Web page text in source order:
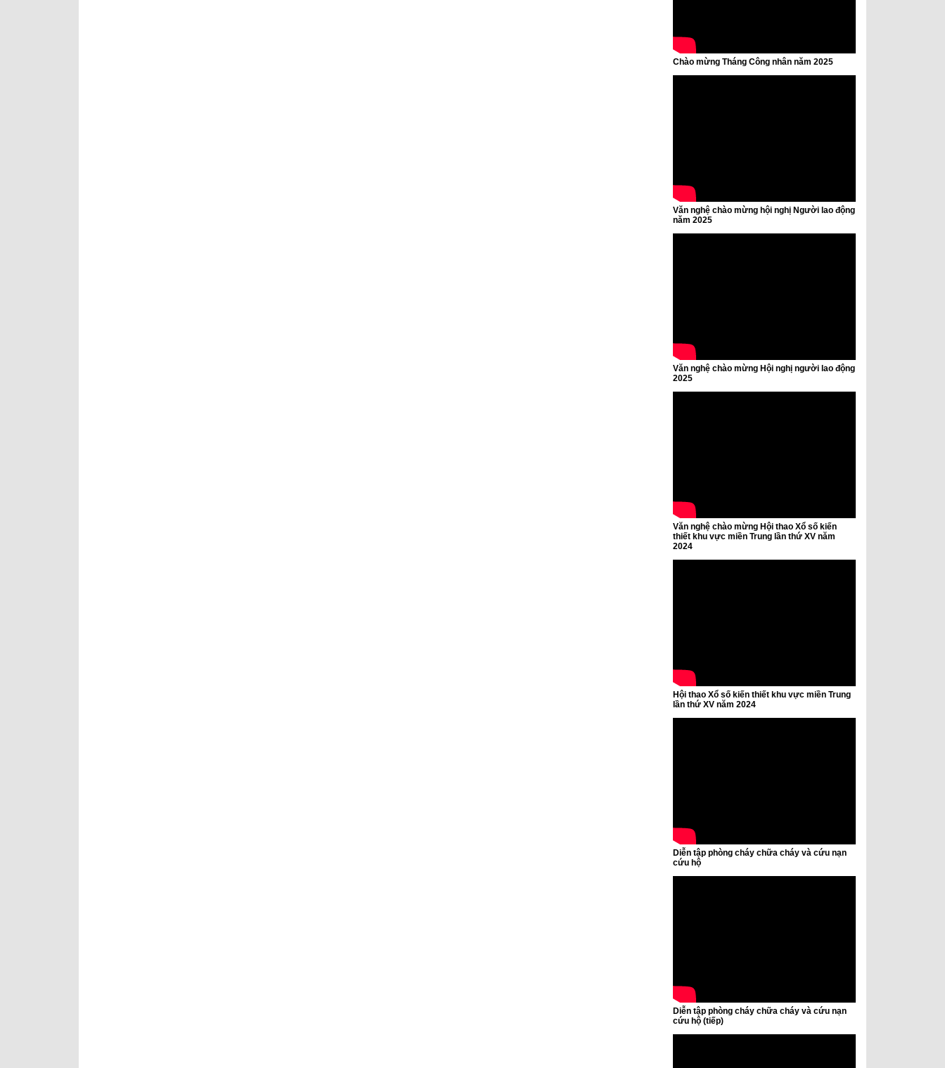
Chào mừng Tháng Công nhân năm 2025
Văn nghệ chào mừng hội nghị Người lao động
năm 2025
Văn nghệ chào mừng Hội nghị người lao động
2025
Văn nghệ chào mừng Hội thao Xổ số kiến
thiết khu vực miền Trung lần thứ XV năm
2024
Hội thao Xổ số kiến thiết khu vực miền Trung
lần thứ XV năm 2024
Diễn tập phòng cháy chữa cháy và cứu nạn
cứu hộ
Diễn tập phòng cháy chữa cháy và cứu nạn
cứu hộ (tiếp)